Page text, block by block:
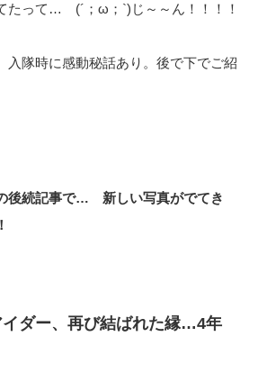
たって… (´；ω；`)じ～～ん！！！！
隊時に感動秘話あり。後で下でご紹
後続記事で… 新しい写真がでてき
ダー、再び結ばれた縁…4年